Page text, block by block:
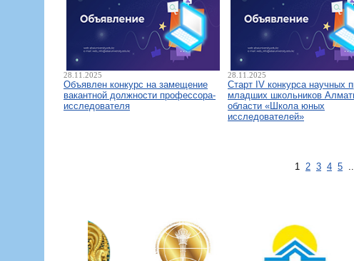
28.11.2025
Объявлен конкурс на замещение
вакантной должности профессора-
исследователя
28.11.2025
Старт IV конкурса научных
младших школьников
области «Школа юных
исследователей»
1 2 3 4 5